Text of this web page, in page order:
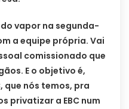
vapor na segunda-
a equipe própria. Vai
comissionado que
E o objetivo é,
que nós temos, pra
privatizar a EBC num